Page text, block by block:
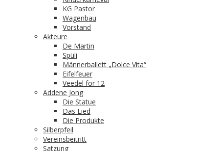
KG Pastor
Wagenbau
Vorstand
Akteure
De Martin
Spüli
Männerballett „Dolce Vita“
Eifelfeuer
Veedel for 12
Addene Jong
Die Statue
Das Lied
Die Produkte
Silberpfeil
Vereinsbeitritt
Satzung